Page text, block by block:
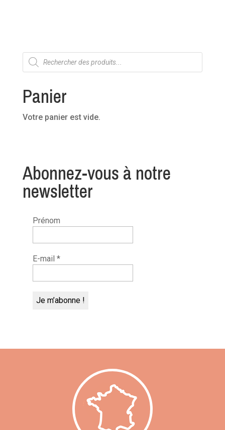
Recherche
de
produits
Panier
Votre panier est vide.
Abonnez-vous à notre
newsletter
Prénom
E-mail *